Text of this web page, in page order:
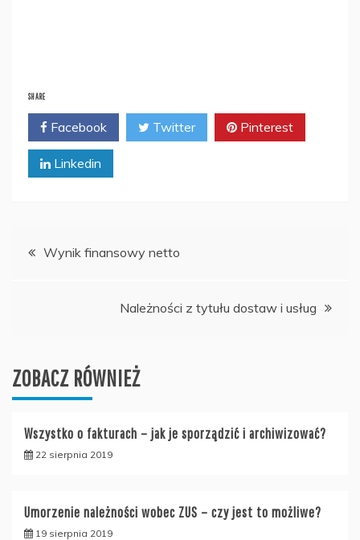
SHARE
Facebook Twitter Pinterest
Linkedin
Nawigacja
Wynik finansowy netto
Należności z tytułu dostaw i usług
ZOBACZ RÓWNIEŻ
Wszystko o fakturach – jak je sporządzić i archiwizować?
22 sierpnia 2019
Umorzenie należności wobec ZUS – czy jest to możliwe?
19 sierpnia 2019